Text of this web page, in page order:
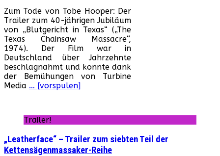
in
Texas“
–
Der
Trailer
von
1974!
Zum Tode von Tobe Hooper: Der
Trailer zum 40-jährigen Jubiläum
von „Blutgericht in Texas“ („The
Texas Chainsaw Massacre“,
1974). Der Film war in
Deutschland über Jahrzehnte
beschlagnahmt und konnte dank
der Bemühungen von Turbine
Media … [vorspulen]
Trailer!
„Leatherface“ – Trailer zum siebten Teil der
Kettensägenmassaker-Reihe